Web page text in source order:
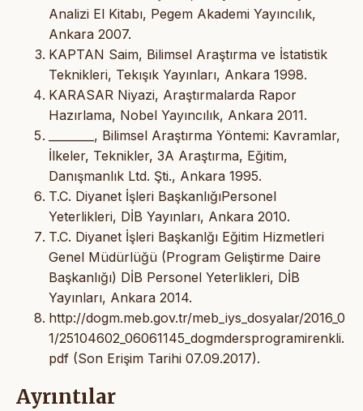
Analizi El Kitabı, Pegem Akademi Yayıncılık,
Ankara 2007.
KAPTAN Saim, Bilimsel Araştırma ve İstatistik
Teknikleri, Tekışık Yayınları, Ankara 1998.
KARASAR Niyazi, Araştırmalarda Rapor
Hazırlama, Nobel Yayıncılık, Ankara 2011.
________, Bilimsel Araştırma Yöntemi: Kavramlar,
İlkeler, Teknikler, 3A Araştırma, Eğitim,
Danışmanlık Ltd. Şti., Ankara 1995.
T.C. Diyanet İşleri BaşkanlığıPersonel
Yeterlikleri, DİB Yayınları, Ankara 2010.
T.C. Diyanet İşleri Başkanlğı Eğitim Hizmetleri
Genel Müdürlüğü (Program Geliştirme Daire
Başkanlığı) DİB Personel Yeterlikleri, DİB
Yayınları, Ankara 2014.
http://dogm.meb.gov.tr/meb_iys_dosyalar/2016_0
1/25104602_06061145_dogmdersprogramirenkli.
pdf (Son Erişim Tarihi 07.09.2017).
Ayrıntılar